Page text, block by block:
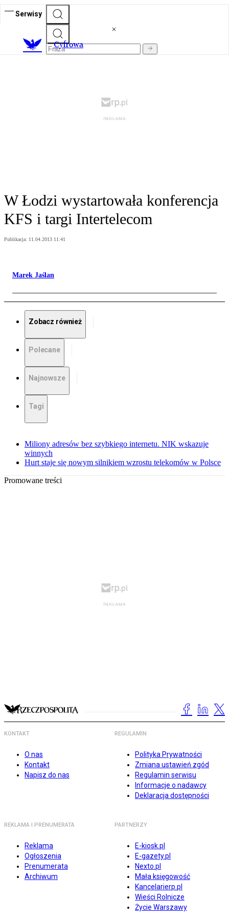
Serwisy
Cyfrowa
W Łodzi wystartowała konferencja
KFS i targi Intertelecom
Publikacja: 11.04.2013 11:41
Marek Jaślan
Zobacz również
Polecane
Najnowsze
Tagi
Miliony adresów bez szybkiego internetu. NIK wskazuje
winnych
Hurt staje się nowym silnikiem wzrostu telekomów w Polsce
Promowane treści
KONTAKT
O nas
Kontakt
Napisz do nas
REGULAMIN
Polityka Prywatności
Zmiana ustawień zgód
Regulamin serwisu
Informacje o nadawcy
Deklaracja dostępności
REKLAMA I PRENUMERATA
Reklama
Ogłoszenia
Prenumerata
Archiwum
PARTNERZY
E-kiosk.pl
E-gazety.pl
Nexto.pl
Mała księgowość
Kancelarierp.pl
Wieści Rolnicze
Życie Warszawy